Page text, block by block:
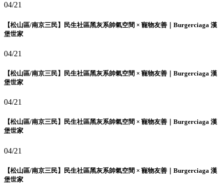
04/21
【松山區/南京三民】民生社區黑灰系帥氣空間 × 寵物友善｜Burgerciaga 漢
堡世家
04/21
【松山區/南京三民】民生社區黑灰系帥氣空間 × 寵物友善｜Burgerciaga 漢
堡世家
04/21
【松山區/南京三民】民生社區黑灰系帥氣空間 × 寵物友善｜Burgerciaga 漢
堡世家
04/21
【松山區/南京三民】民生社區黑灰系帥氣空間 × 寵物友善｜Burgerciaga 漢
堡世家